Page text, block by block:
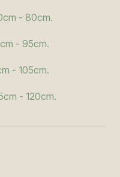
- 80cm.
- 95cm.
- 105cm.
- 120cm.